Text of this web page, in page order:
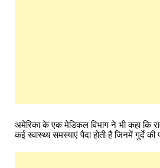
अमेरिका के एक मेडिकल विभाग ने भी कहा कि
कई स्वास्थ्य समस्याएं पैदा होती हैं जिनमें गुर्दे की